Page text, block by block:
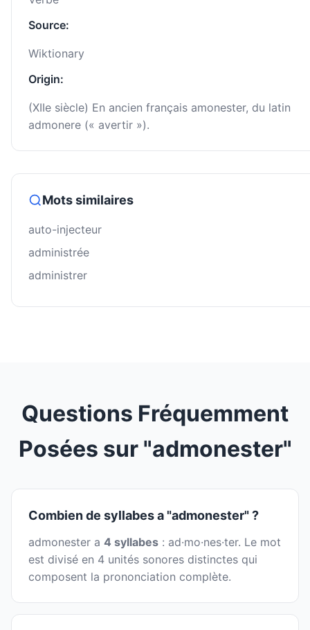
Source:
Wiktionary
Origin:
(XIIe siècle) En ancien français amonester, du latin
admonere (« avertir »).
Mots similaires
auto-injecteur
administrée
administrer
Questions Fréquemment
Posées sur "admonester"
Combien de syllabes a "admonester" ?
admonester a 4 syllabes : ad·mo·nes·ter. Le mot
est divisé en 4 unités sonores distinctes qui
composent la prononciation complète.